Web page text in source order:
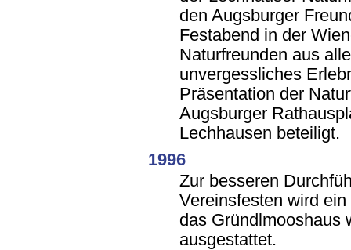
den Augsburger
Festabend in der
Naturfreunden aus
unvergessliches
Präsentation der
Augsburger
Lechhausen beteiligt.
1996
Zur besseren
Vereinsfesten wird
das Gründlmooshaus
ausgestattet.